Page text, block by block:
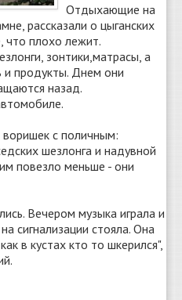
Отдыхающие на
рассказали о цыганских
что плохо лежит.
зонтики,матрасы, а
и продукты. Днем они
назад.
с поличным:
шезлонга и надувной
повезло меньше - они
Вечером музыка играла и
сигнализации стояла. Она
в кустах кто то шкерился",